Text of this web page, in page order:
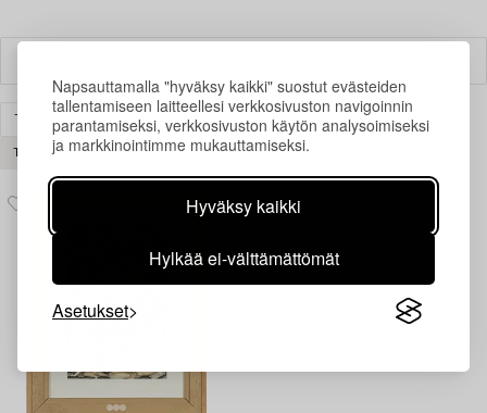
Napsauttamalla "hyväksy kaikki" suostut evästeiden
tallentamiseen laitteellesi verkkosivuston navigoinnin
parantamiseksi, verkkosivuston käytön analysoimiseksi
ja markkinointimme mukauttamiseksi.
Hyväksy kaikki
Hylkää ei-välttämättömät
Asetukset
MODERNI KANSAINVÄLINEN TAIDE
TYHJENNÄ KAIKKI